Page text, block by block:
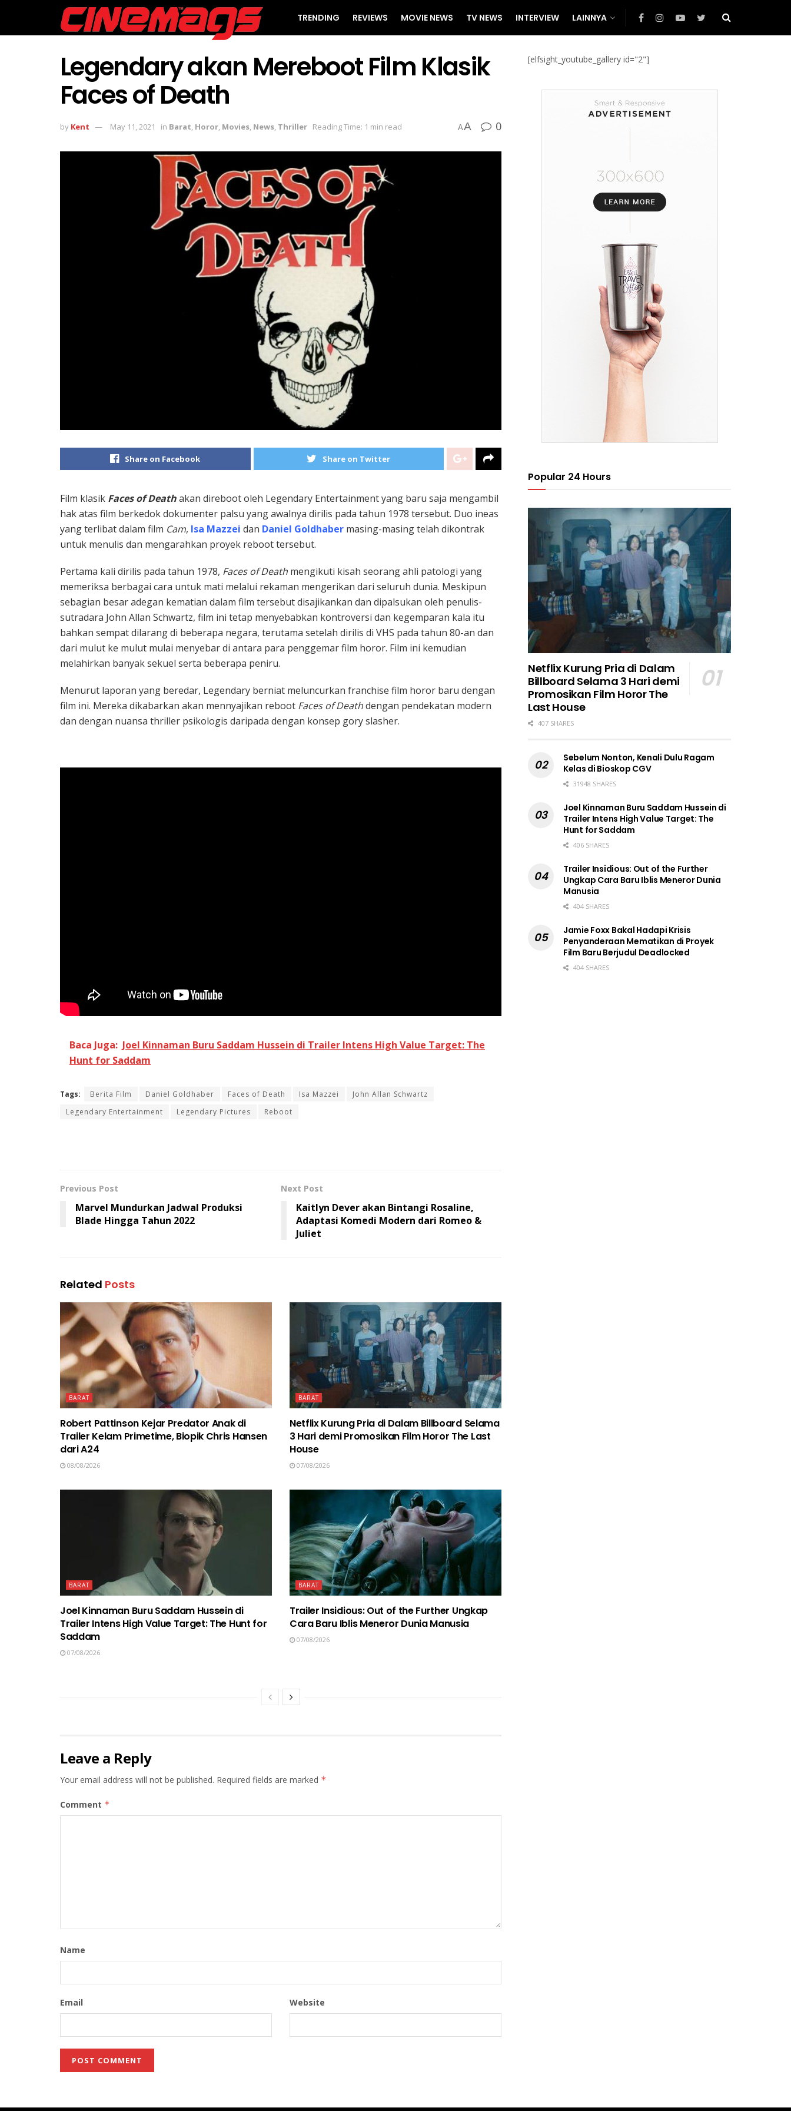
TRENDING REVIEWS MOVIE NEWS TV NEWS INTERVIEW LAINNYA
Legendary akan Mereboot Film Klasik
Faces of Death
by Kent May 11, 2021 in Barat, Horor, Movies, News, Thriller Reading Time: 1 min read AA 0
Share on Facebook Share on Twitter
Film klasik Faces of Deathakan direboot oleh Legendary Entertainment yang baru saja mengambil
hak atas film berkedok dokumenter palsu yang awalnya dirilis pada tahun 1978 tersebut. Duo ineas
yang terlibat dalam film Cam, Isa Mazzei dan Daniel Goldhaber masing-masing telah dikontrak
untuk menulis dan mengarahkan proyek reboot tersebut.
Pertama kali dirilis pada tahun 1978, Faces of Death mengikuti kisah seorang ahli patologi yang
memeriksa berbagai cara untuk mati melalui rekaman mengerikan dari seluruh dunia. Meskipun
sebagian besar adegan kematian dalam film tersebut disajikankan dan dipalsukan oleh penulis-
sutradara John Allan Schwartz, film ini tetap menyebabkan kontroversi dan kegemparan kala itu
bahkan sempat dilarang di beberapa negara, terutama setelah dirilis di VHS pada tahun 80-an dan
dari mulut ke mulut mulai menyebar di antara para penggemar film horor. Film ini kemudian
melahirkan banyak sekuel serta beberapa peniru.
Menurut laporan yang beredar, Legendary berniat meluncurkan franchise film horor baru dengan
film ini. Mereka dikabarkan akan mennyajikan reboot Faces of Deathdengan pendekatan modern
dan dengan nuansa thriller psikologis daripada dengan konsep gory slasher.
Baca Juga: Joel Kinnaman Buru Saddam Hussein di Trailer Intens High Value Target: The
Hunt for Saddam
Tags: Berita Film Daniel Goldhaber Faces of Death Isa Mazzei
John Allan Schwartz
Legendary Entertainment
Legendary Pictures Reboot
Previous Post
Marvel Mundurkan Jadwal Produksi
Blade Hingga Tahun 2022
Next Post
Kaitlyn Dever akan Bintangi Rosaline,
Adaptasi Komedi Modern dari Romeo &
Juliet
Related Posts
BARAT
Robert Pattinson Kejar Predator Anak di
Trailer Kelam Primetime, Biopik Chris Hansen
dari A24
08/08/2026
BARAT
Netflix Kurung Pria di Dalam Billboard Selama
3 Hari demi Promosikan Film Horor The Last
House
07/08/2026
BARAT
Joel Kinnaman Buru Saddam Hussein di
Trailer Intens High Value Target: The Hunt for
Saddam
07/08/2026
BARAT
Trailer Insidious: Out of the Further Ungkap
Cara Baru Iblis Meneror Dunia Manusia
07/08/2026
Leave a Reply
Your email address will not be published. Required fields are marked *
Comment *
Name
Email Website
[elfsight_youtube_gallery id="2"]
Popular 24 Hours
Netflix Kurung Pria di Dalam
Billboard Selama 3 Hari demi
Promosikan Film Horor The
Last House
407 SHARES
Sebelum Nonton, Kenali Dulu Ragam
Kelas di Bioskop CGV
31948 SHARES
Joel Kinnaman Buru Saddam Hussein di
Trailer Intens High Value Target: The
Hunt for Saddam
406 SHARES
Trailer Insidious: Out of the Further
Ungkap Cara Baru Iblis Meneror Dunia
Manusia
404 SHARES
Jamie Foxx Bakal Hadapi Krisis
Penyanderaan Mematikan di Proyek
Film Baru Berjudul Deadlocked
404 SHARES